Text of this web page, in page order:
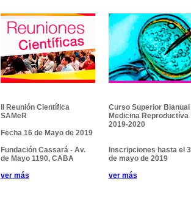
II Reunión Científica
SAMeR
Fecha 16 de Mayo de 2019
Fundación Cassará - Av.
de Mayo 1190, CABA
ver más
Curso Superior Bianual
Medicina Reproductíva
2019-2020
Inscripciones hasta el
de mayo de 2019
ver más